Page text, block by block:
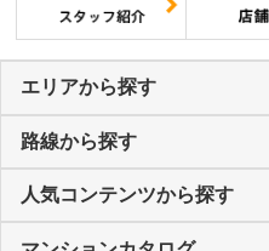
エリアから探す
路線から探す
人気コンテンツから探す